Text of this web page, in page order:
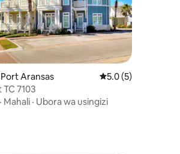
4.65 kati ya 5, tathmini 66
Aransas Ukadiriaji wa
5.0 (5)
7103
· Mahali · Ubora wa usingizi